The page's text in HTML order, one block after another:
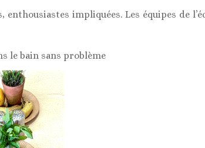
impliquées. Les équipes de
le bain sans problème